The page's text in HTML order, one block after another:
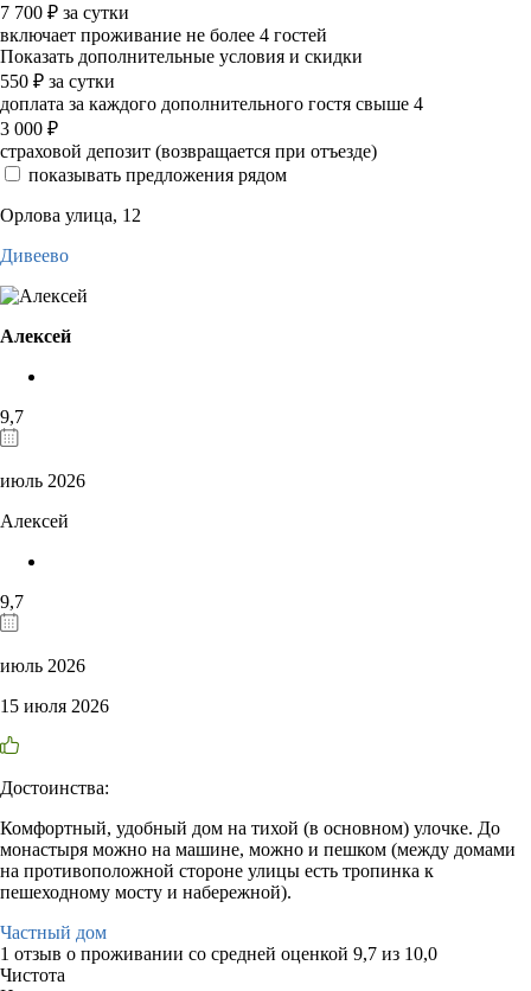
7 700 ₽ за сутки
включает проживание не более 4 гостей
Показать дополнительные условия и скидки
550 ₽ за сутки
доплата за каждого дополнительного гостя свыше 4
3 000 ₽
страховой депозит (возвращается при отъезде)
показывать предложения рядом
Орлова улица, 12
Дивеево
Алексей
9,7
июль 2026
Алексей
9,7
июль 2026
15 июля 2026
Достоинства:
Комфортный, удобный дом на тихой (в основном) улочке. До
монастыря можно на машине, можно и пешком (между домами
на противоположной стороне улицы есть тропинка к
пешеходному мосту и набережной).
Частный дом
1 отзыв о проживании со средней оценкой 9,7 из 10,0
Чистота